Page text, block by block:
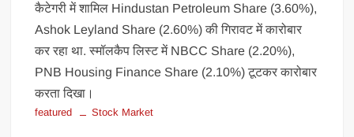
कैटेगरी में शामिल Hindustan Petroleum Share (3.60%),
Ashok Leyland Share (2.60%) की गिरावट में कारोबार
कर रहा था. स्मॉलकैप लिस्ट में NBCC Share (2.20%),
PNB Housing Finance Share (2.10%) टूटकर कारोबार
करता दिखा।
featured Stock Market